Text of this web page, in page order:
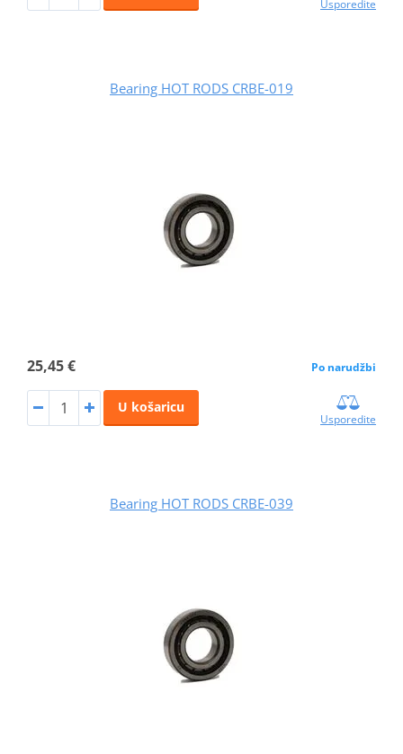
Usporedite
Bearing HOT RODS CRBE-019
25,45 € Po narudžbi
U košaricu
Usporedite
Bearing HOT RODS CRBE-039